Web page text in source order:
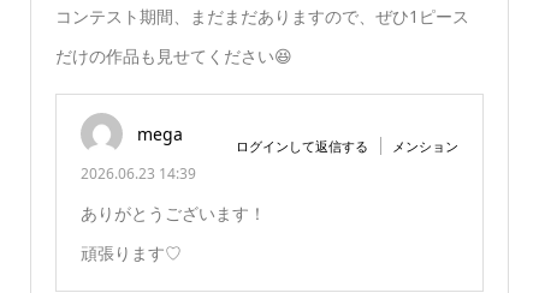
コンテスト期間、まだまだありますので、ぜひ1ピース
だけの作品も見せてください😆
mega
2026.06.23 14:39
ログインして返信する メンション
ありがとうございます！
頑張ります♡